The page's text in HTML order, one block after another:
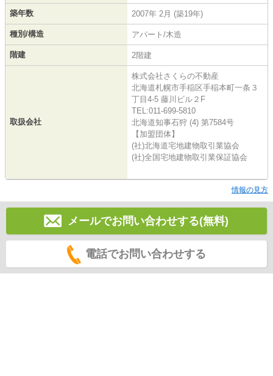
築年数 2007年 2月 (築19年)
種別/構造 アパート/木造
階建 2階建
取扱会社
株式会社さくらの不動産
北海道札幌市手稲区手稲本町一条３
丁目4-5 藤川ビル２F
TEL:011-699-5810
北海道知事石狩 (4) 第7584号
【加盟団体】
(社)北海道宅地建物取引業協会
(社)全国宅地建物取引業保証協会
情報の見方
メールでお問い合わせする(無料)
電話でお問い合わせする